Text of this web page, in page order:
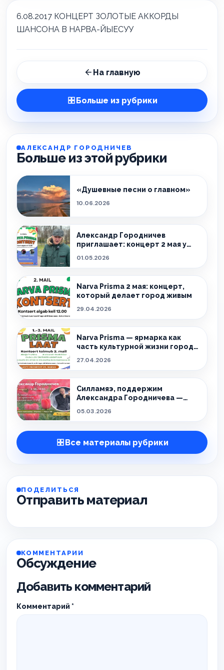
6.08.2017 КОНЦЕРТ ЗОЛОТЫЕ АККОРДЫ
ШАНСОНА В НАРВА-ЙЫЕСУУ
На главную
Больше из рубрики
АЛЕКСАНДР ГОРОДНИЧЕВ
Больше из этой рубрики
«Душевные песни о главном»
10.06.2026
Александр Городничев
приглашает: концерт 2 мая у
01.05.2026
Narva Prisma 2 мая: концерт,
который делает город живым
29.04.2026
Narva Prisma — ярмарка как
часть культурной жизни города:
Нарву
27.04.2026
Силламяэ, поддержим
Александра Городничева —
05.03.2026
Все материалы рубрики
ПОДЕЛИТЬСЯ
Отправить материал
КОММЕНТАРИИ
Обсуждение
Добавить комментарий
Комментарий *